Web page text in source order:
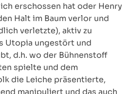
erschossen hat oder Henry
Halt im Baum verlor und
verletzte), aktiv zu
Utopia ungestört und
d.h. wo der Bühnenstoff
spielte und dem
die Leiche präsentierte,
manipuliert und das auch